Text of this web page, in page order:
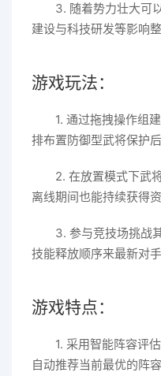
3. 随着势力壮大可
建设与科技研发等影响
游戏玩法：
1. 通过拖拽操作组
排布置防御型武将保护
2. 在放置模式下武
离线期间也能持续获得
3. 参与竞技场挑战
技能释放顺序来最新对
游戏特点：
1. 采用智能阵容评
自动推荐当前最优的阵